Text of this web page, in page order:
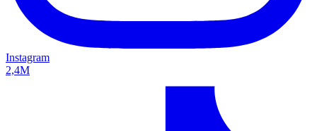
Instagram
2,4M